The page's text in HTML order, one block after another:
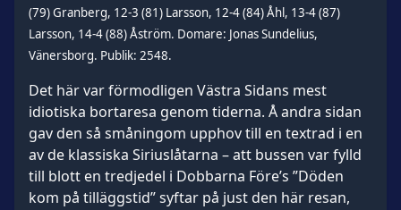
(79) Granberg, 12-3 (81) Larsson, 12-4 (84) Åhl, 13-4 (87)
Larsson, 14-4 (88) Åström. Domare: Jonas Sundelius,
Vänersborg. Publik: 2548.
Det här var förmodligen Västra Sidans mest
idiotiska bortaresa genom tiderna. Å andra sidan
gav den så småningom upphov till en textrad i en
av de klassiska Siriuslåtarna – att bussen var fylld
till blott en tredjedel i Dobbarna Före’s ”Döden
kom på tilläggstid” syftar på just den här resan,